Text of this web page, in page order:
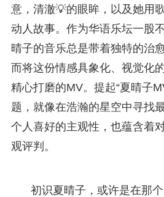
意，清澈💡的眼眸，以及她用
动人故事。作为华语乐坛一股
晴子的音乐总是带着独特的治
而将这份情感具象化、视觉化
精心打磨的MV。提起“夏晴子
题，就像在浩瀚的星空中寻找
个人喜好的主观性，也蕴含着
观评判。
初识夏晴子，或许是在那